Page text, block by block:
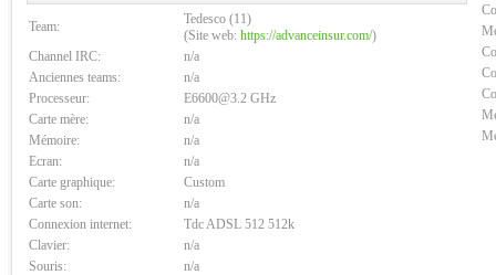
Team:
Tedesco (11)
(Site web: https://advanceinsur.com/)
Channel IRC:
n/a
Anciennes teams:
n/a
Processeur:
E6600@3.2 GHz
Carte mère:
n/a
Mémoire:
n/a
Ecran:
n/a
Carte graphique:
Custom
Carte son:
n/a
Connexion internet:
Tdc ADSL 512 512k
Clavier:
n/a
Souris:
n/a